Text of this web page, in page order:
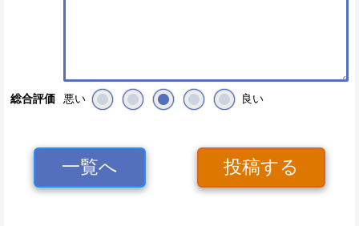
総合評価 悪い 良い
一覧へ 投稿する